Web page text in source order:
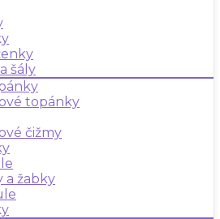
šály
topánky
čižmy
a žabky